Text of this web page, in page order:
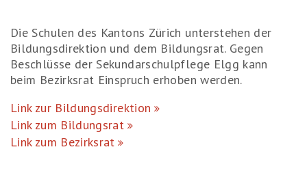
Die Schulen des Kantons Zürich unterstehen der
Bildungsdirektion und dem Bildungsrat. Gegen
Beschlüsse der Sekundarschulpflege Elgg kann
beim Bezirksrat Einspruch erhoben werden.
Link zur Bildungsdirektion
Link zum Bildungsrat
Link zum Bezirksrat